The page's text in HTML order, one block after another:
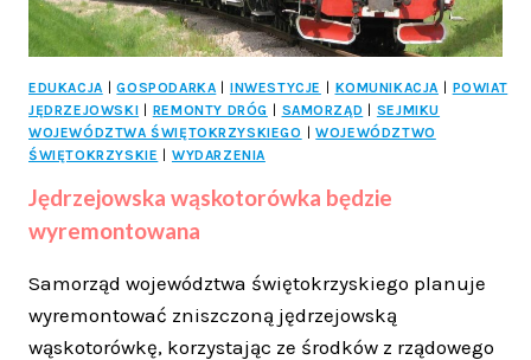
EDUKACJA GOSPODARKA INWESTYCJE KOMUNIKACJA
POWIAT
JĘDRZEJOWSKI
REMONTY DRÓG SAMORZĄD
SEJMIKU
WOJEWÓDZTWA ŚWIĘTOKRZYSKIEGO
WOJEWÓDZTWO
ŚWIĘTOKRZYSKIE
WYDARZENIA
Jędrzejowska wąskotorówka będzie
wyremontowana
Samorząd województwa świętokrzyskiego planuje
wyremontować zniszczoną jędrzejowską
wąskotorówkę, korzystając ze środków z rządowego